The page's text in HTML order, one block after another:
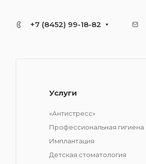
+7 (8452) 99-18-82
Услуги
«Антистресс»
Профессиональная гигиена
Имплантация
Детская стоматология